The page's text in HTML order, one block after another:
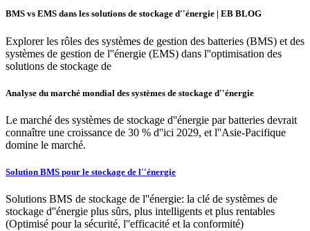
BMS vs EMS dans les solutions de stockage d''énergie | EB BLOG
Explorer les rôles des systèmes de gestion des batteries (BMS) et des
systèmes de gestion de l''énergie (EMS) dans l''optimisation des
solutions de stockage de
Analyse du marché mondial des systèmes de stockage d''énergie
Le marché des systèmes de stockage d''énergie par batteries devrait
connaître une croissance de 30 % d''ici 2029, et l''Asie-Pacifique
domine le marché.
Solution BMS pour le stockage de l''énergie
Solutions BMS de stockage de l''énergie: la clé de systèmes de
stockage d''énergie plus sûrs, plus intelligents et plus rentables
(Optimisé pour la sécurité, l''efficacité et la conformité)